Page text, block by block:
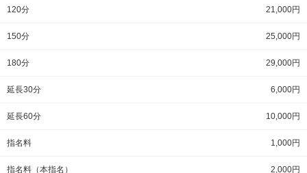
120分 21,000円
150分 25,000円
180分 29,000円
延長30分 6,000円
延長60分 10,000円
指名料 1,000円
指名料（本指名） 2,000円